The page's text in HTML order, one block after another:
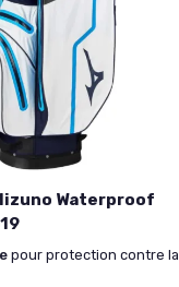
Waterproof
pour protection contre la